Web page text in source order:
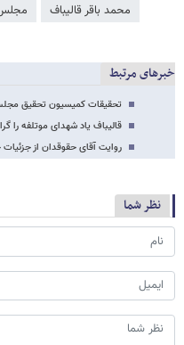
محمد باقر قالیباف
خبرهای مرتبط
تحقیقات کمیسیون تحقیق مجلس
قالیباف یاد شهدای موتلفه
روایت آقای حقوقدان از
نظر شما